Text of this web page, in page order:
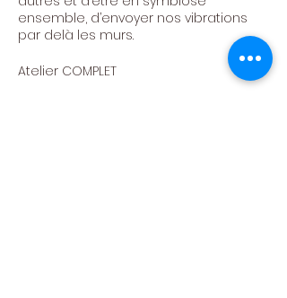
ensemble, d’envoyer nos vibrations
par delà les murs.
Atelier COMPLET